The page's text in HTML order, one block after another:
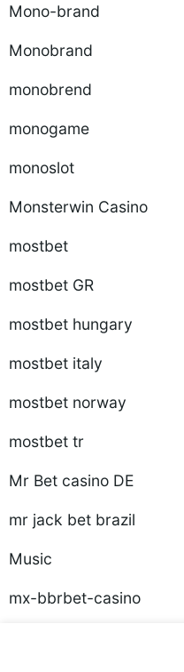
Mono-brand
Monobrand
monobrend
monogame
monoslot
Monsterwin Casino
mostbet
mostbet GR
mostbet hungary
mostbet italy
mostbet norway
mostbet tr
Mr Bet casino DE
mr jack bet brazil
Music
mx-bbrbet-casino